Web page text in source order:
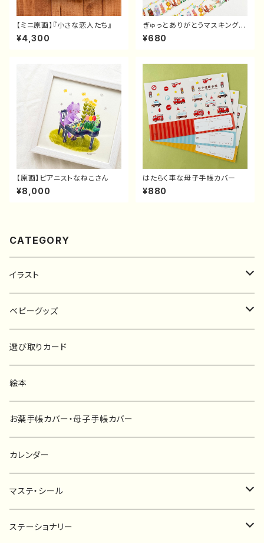
【ミニ原画】『小さな恋人たち』
¥4,300
ぎゅっとありがとうマスキングテ
ープ
¥680
【原画】ピアニストなねこさん
¥8,000
はたらく車な母子手帳カバー
¥880
CATEGORY
イラスト
原画
ポスター
ファブリックボード
キーホルダー
ポストカード
ベビーグッズ
マタニティーマーク
選び取りカード
カーステッカー
タペストリー
選び取りカード
絵本
お薬手帳カバー・母子手帳カバー
カレンダー
マステ・シール
マスキングテープ
ステーショナリー